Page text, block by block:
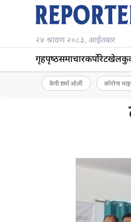
२४ श्रावण २०८३, आईतबार
गृहपृष्‍ठसमाचारकर्पोरेट
केपी शर्मा ओली कोरोना